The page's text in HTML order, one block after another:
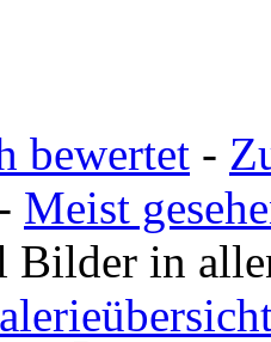
bewertet -
Meist
Bilder in